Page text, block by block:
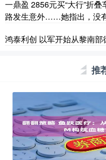
一鼎盈 2856元买“大行”折
路发生意外……她指出，没
鸿泰利创 以军开始从黎南部
推